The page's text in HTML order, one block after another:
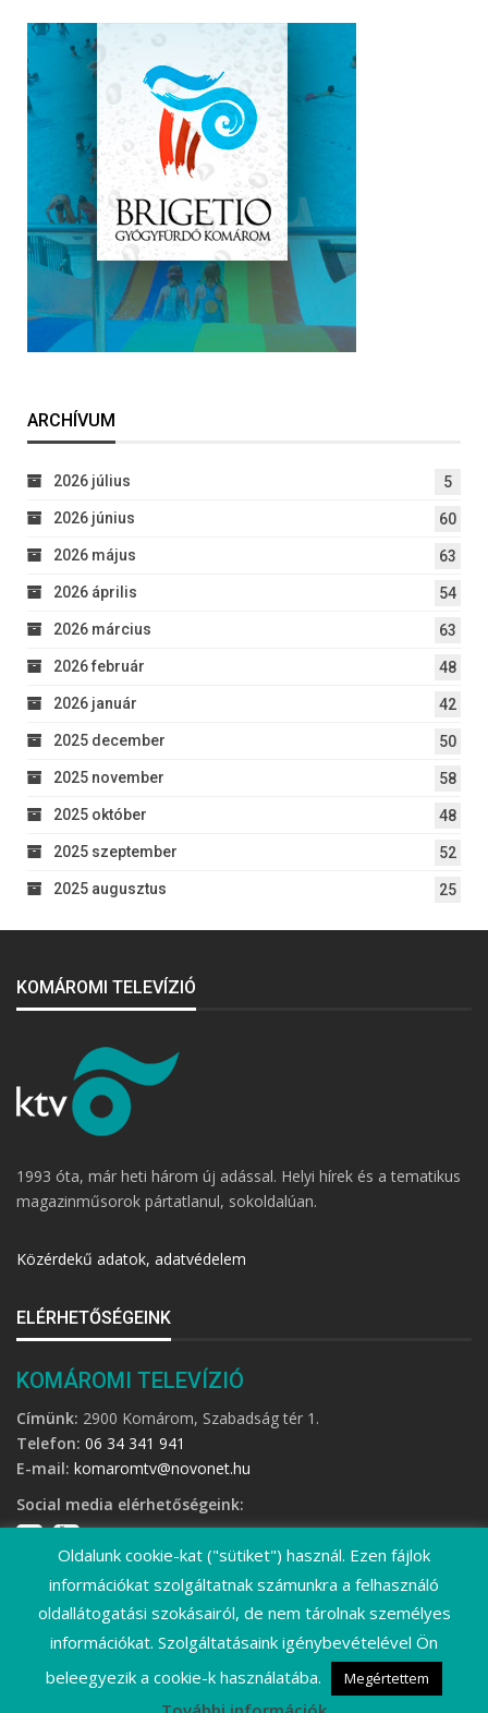
ARCHÍVUM
2026 július 5
2026 június 60
2026 május 63
2026 április 54
2026 március 63
2026 február 48
2026 január 42
2025 december 50
2025 november 58
2025 október 48
2025 szeptember 52
2025 augusztus 25
KOMÁROMI TELEVÍZIÓ
1993 óta, már heti három új adással. Helyi hírek és a tematikus
magazinműsorok pártatlanul, sokoldalúan.
Közérdekű adatok, adatvédelem
ELÉRHETŐSÉGEINK
KOMÁROMI TELEVÍZIÓ
Címünk: 2900 Komárom, Szabadság tér 1.
Telefon: 06 34 341 941
E-mail: komaromtv@novonet.hu
Social media elérhetőségeink:
©2026 Komáromi Televízió • Minden jog fenntartva!
Oldalunk cookie-kat ("sütiket") használ. Ezen fájlok
információkat szolgáltatnak számunkra a felhasználó
oldallátogatási szokásairól, de nem tárolnak személyes
információkat. Szolgáltatásaink igénybevételével Ön
beleegyezik a cookie-k használatába.
Megértettem